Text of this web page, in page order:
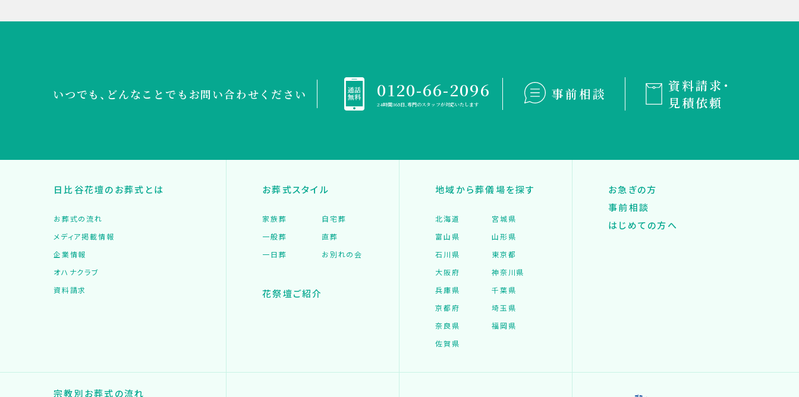
いつでも、どんなことでも お問い合わせください 0120-66-2096
24時間365日、専門のスタッフが対応いたします
事前相談
資料請求・
見積依頼
日比谷花壇のお葬式とは
お葬式の流れ
メディア掲載情報
企業情報
オハナクラブ
資料請求
お葬式スタイル
家族葬
自宅葬
一般葬
直葬
一日葬
お別れの会
花祭壇ご紹介
地域から葬儀場を探す
北海道
宮城県
富山県
山形県
石川県
東京都
大阪府
神奈川県
兵庫県
千葉県
京都府
埼玉県
奈良県
福岡県
佐賀県
お急ぎの方
事前相談
はじめての方へ
宗教別お葬式の流れ